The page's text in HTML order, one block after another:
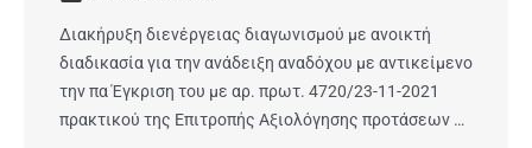
Διακήρυξη διενέργειας διαγωνισμού με ανοικτή
διαδικασία για την ανάδειξη αναδόχου με αντικείμενο
την πα Έγκριση του με αρ. πρωτ. 4720/23-11-2021
πρακτικού της Επιτροπής Αξιολόγησης προτάσεων …